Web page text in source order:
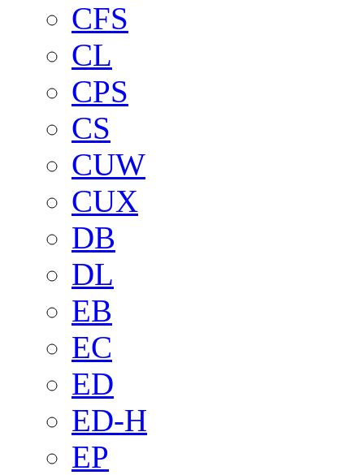
CFS
CL
CPS
CS
CUW
CUX
DB
DL
EB
EC
ED
ED-H
EP